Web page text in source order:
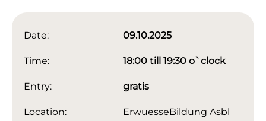
Date: 09.10.2025
Time: 18:00 till 19:30 o`clock
Entry: gratis
Location:
ErwuesseBildung Asbl